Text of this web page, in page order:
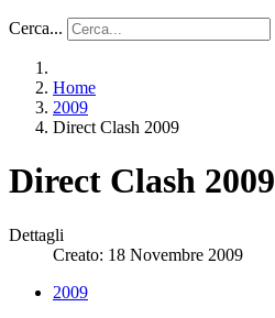
Cerca...
Home
2009
Direct Clash 2009
Direct Clash 2009
Dettagli
Creato: 18 Novembre 2009
2009